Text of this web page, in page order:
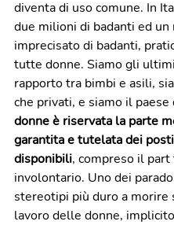
diventa di uso comune. In
due milioni di badanti ed un
imprecisato di badanti,
tutte donne. Siamo gli
rapporto tra bimbi e asili,
che privati, e siamo il paese
donne è riservata la parte
garantita e tutelata dei
disponibili, compreso il
involontario. Uno dei
stereotipi più duro a morire
lavoro delle donne,